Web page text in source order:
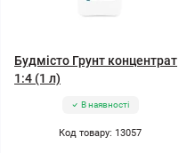
Будмісто Грунт концентрат
1:4 (1 л)
В наявності
Код товару: 13057